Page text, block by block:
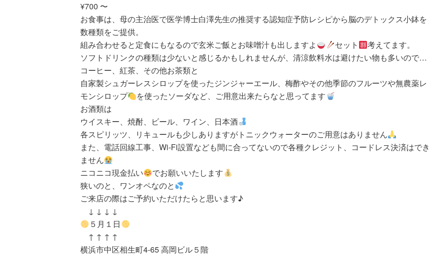
¥700 〜
お食事は、母の主治医で医学博士白澤先生の推奨する認知症予防レシピから脳のデトックス小鉢を
数種類をご提供。
組み合わせると定食にもなるので玄米ご飯とお味噌汁も出しますよ
セット
考えてます。
ソフトドリンクの種類は少ないと感じるかもしれませんが、清涼飲料水は避けたい物も多いので…
コーヒー、紅茶、その他お茶類と
自家製シュガーレスシロップを使ったジンジャーエール、梅酢やその他季節のフルーツや無農薬レ
モンシロップ
を使ったソーダなど、ご用意出来たらなと思ってます
お酒類は
ウイスキー、焼酎、ビール、ワイン、日本酒
各スピリッツ、リキュールも少しありますがトニックウォーターのご用意はありません
また、電話回線工事、Wi-Fi設置なども間に合ってないので各種クレジット、コードレス決済はでき
ません
ニコニコ現金払い
でお願いいたします
狭いのと、ワンオペなのと
ご来店の際はご予約いただけたらと思います♪
↓ ↓ ↓ ↓
５月１日
↑ ↑ ↑ ↑
横浜市中区相生町4-65 高岡ビル５階